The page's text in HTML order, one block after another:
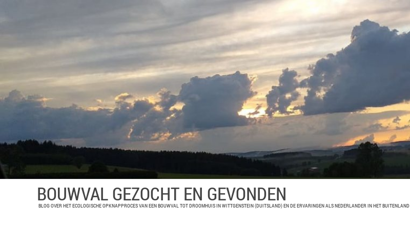
BOUWVAL GEZOCHT EN GEVONDEN
BLOG OVER HET ECOLOGISCHE OPKNAPPROCES VAN EEN BOUWVAL TOT DROOMHUIS IN WITTGENSTEIN (DUITSLAND) EN DE ERVARINGEN ALS NEDERLANDER IN HET BUITENLAND